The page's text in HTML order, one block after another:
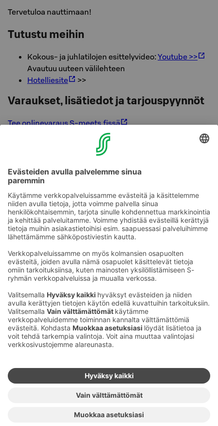
Tervetuloa nauttimaan!
Tutustu meihin
Kokous- ja juhlatilojen esittelyvideo:Youtube >>
Avautuu uuteen välilehteen
Hotelliesite
>>
Varaukset, lisätiedot ja tarjouspyynnöt
Tee onlinevaraus S-meets.fissä
Myyntipalvelu
sales.hameenmaa@sok.fi
Ota yhteyttä
Hotellien yhteystiedot
Asiakaspalvelun yhteystiedot›
Palaute
Anna palautetta
Sokos Hotels uutiskirje
Tilaa uutiskirje
Saat Sokos Hotellien uusimmat
edut ja uutiset sähköpostiisi
kuukausittain.
Palkinnot ja sertifikaatit
Sokos Hotels somessa
Sokos Hotels
Facebookissa
Sokos Hotels
Sokos
Hotels
Sokos
Hotels